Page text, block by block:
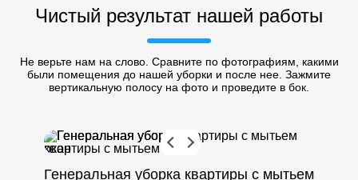
Чистый результат нашей работы
Не верьте нам на слово. Сравните по фотографиям, какими
были помещения до нашей уборки и после нее. Зажмите
вертикальную полосу на фото и проведите в бок.
Генеральная уборка квартиры с мытьем